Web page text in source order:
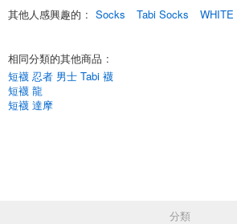
其他人感興趣的 : Socks Tabi Socks WHITE
相同分類的其他商品 :
短襪 忍者 男士 Tabi 襪
短襪 龍
短襪 達摩
分類